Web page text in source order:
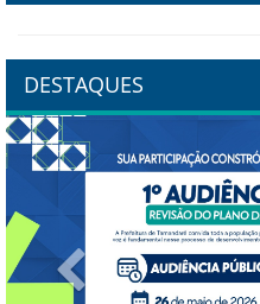
DESTAQUES
Previous